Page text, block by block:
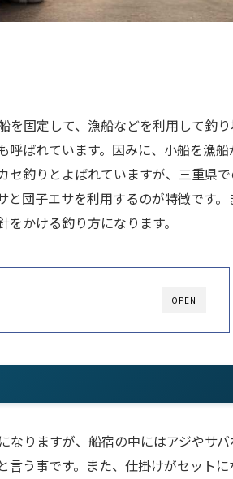
を固定して、漁船などを利用して釣
呼ばれています。因みに、小船を漁船
セ釣りとよばれていますが、三重県
団子エサを利用するのが特徴です。
かける釣り方になります。
OPEN
なりますが、船宿の中にはアジやサバ
言う事です。また、仕掛けがセットに